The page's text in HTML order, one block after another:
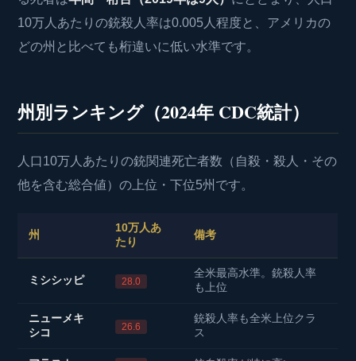
10万人あたりの銃殺人率は0.005人程度と、アメリカの
どの州と比べても桁違いに低い水準です。
州別ランキング（2024年 CDC統計）
人口10万人あたりの銃関連死亡者数（自殺・殺人・その
他を含む総合値）の上位・下位5州です。
州
10万人あ
たり
備考
ミシシッピ 28.0
全米最高水準。銃殺人率
も上位
ニューメキ
シコ
26.6
銃殺人率も全米上位クラ
ス